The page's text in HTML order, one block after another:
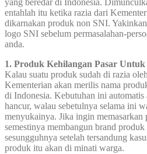
yang beredar di Indonesia.
entahlah itu ketika razia dari
dikarnakan produk non SNI.
logo SNI sebelum permasalahan-
anda.
1. Produk Kehilangan Pasar Untuk
Kalau suatu produk sudah di razia
Kementerian akan merilis nama
di Indonesia. Kebutuhan ini
hancur, walau sebetulnya selama ini
menyukainya. Jika ingin memasarkan
semestinya membangun brand
sesungguhnya setelah tersandung
produk itu akan di minati warga.